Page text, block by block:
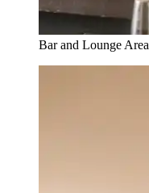
Bar and Lounge Area